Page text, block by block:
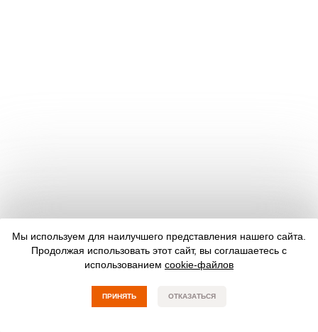
Мы используем для наилучшего представления нашего сайта.
Продолжая использовать этот сайт, вы соглашаетесь с
использованием cookie-файлов
ПРИНЯТЬ ОТКАЗАТЬСЯ